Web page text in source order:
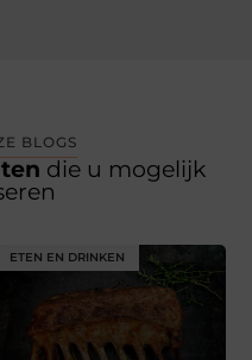
BLOGS
die u mogelijk
ETEN EN DRINKEN